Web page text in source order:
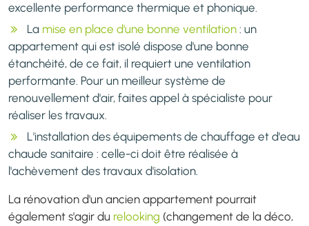
excellente performance thermique et phonique.
La mise en place d'une bonne ventilation : un
appartement qui est isolé dispose d'une bonne
étanchéité, de ce fait, il requiert une ventilation
performante. Pour un meilleur système de
renouvellement d'air, faites appel à spécialiste pour
réaliser les travaux.
L'installation des équipements de chauffage et d'eau
chaude sanitaire : celle-ci doit être réalisée à
l'achèvement des travaux d'isolation.
La rénovation d'un ancien appartement pourrait
également s'agir du relooking (changement de la déco,